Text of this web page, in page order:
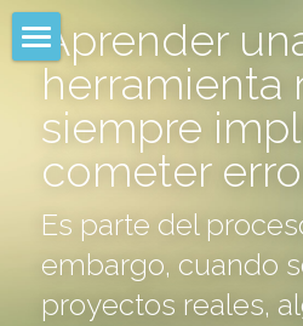
Español
Francais
Aprender
herramienta
siempre
cometer
Es parte del
embargo, cuando
proyectos reales,